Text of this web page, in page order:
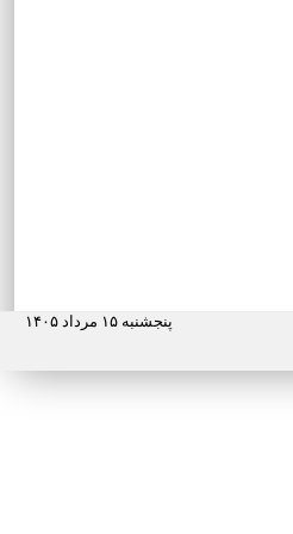
پنجشنبه ۱۵ مرداد ۱۴۰۵